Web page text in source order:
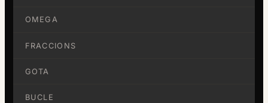
OMEGA
FRACCIONS
GOTA
BUCLE